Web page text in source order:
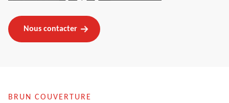
Nous contacter
BRUN COUVERTURE